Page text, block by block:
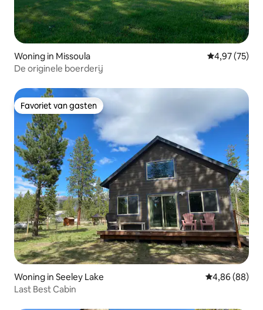
Woning in Missoula Gemiddelde
4,97 (75)
De originele boerderij
Favoriet van gasten
Favoriet van gasten
Woning in Seeley Lake Gemiddelde
4,86 (88)
Last Best Cabin